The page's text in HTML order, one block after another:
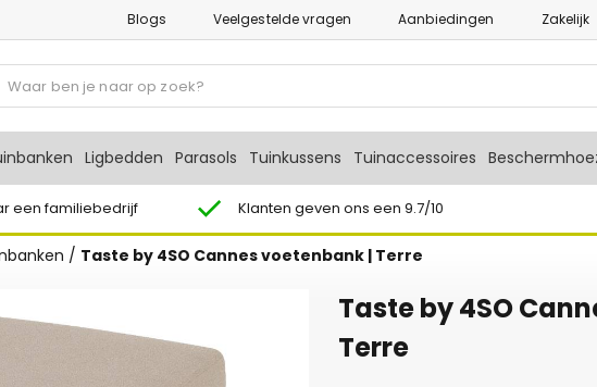
Blogs Veelgestelde vragen Aanbiedingen Zakelijk
Ligbedden Parasols Tuinkussens Tuinaccessoires
een familiebedrijf Klanten geven ons een 9.7/10
/ Taste by 4SO Cannes voetenbank | Terre
Taste by 4SO
Terre